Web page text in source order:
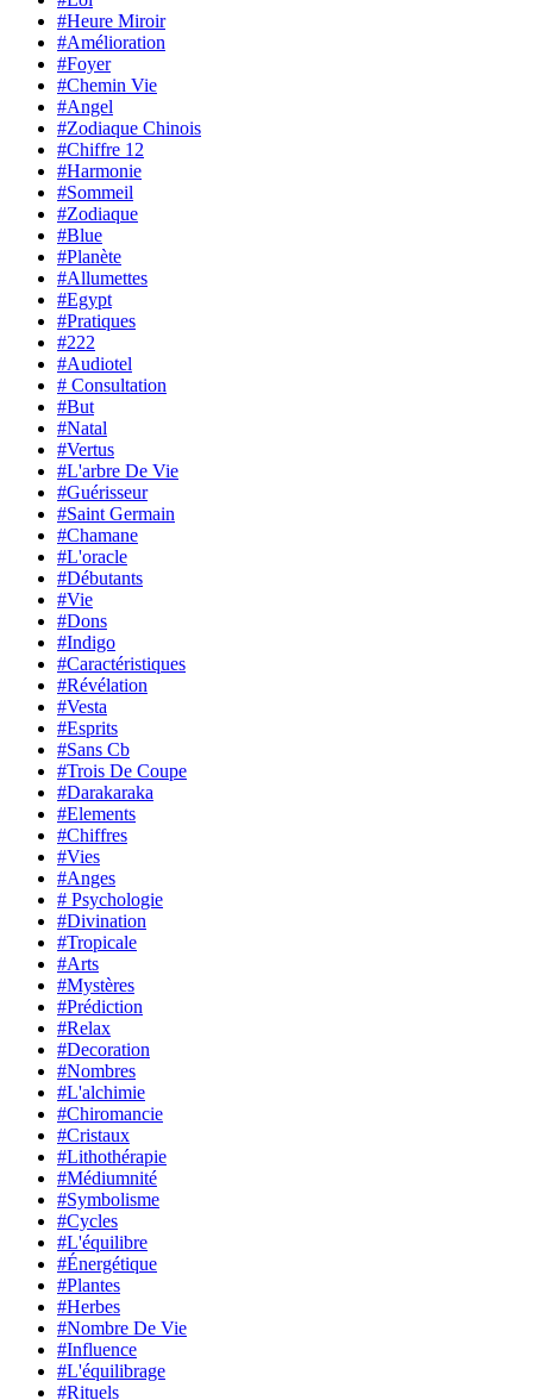
#Heure Miroir
#Amélioration
#Foyer
#Chemin Vie
#Angel
#Zodiaque Chinois
#Chiffre 12
#Harmonie
#Sommeil
#Zodiaque
#Blue
#Planète
#Allumettes
#Egypt
#Pratiques
#222
#Audiotel
# Consultation
#But
#Natal
#Vertus
#L'arbre De Vie
#Guérisseur
#Saint Germain
#Chamane
#L'oracle
#Débutants
#Vie
#Dons
#Indigo
#Caractéristiques
#Révélation
#Vesta
#Esprits
#Sans Cb
#Trois De Coupe
#Darakaraka
#Elements
#Chiffres
#Vies
#Anges
# Psychologie
#Divination
#Tropicale
#Arts
#Mystères
#Prédiction
#Relax
#Decoration
#Nombres
#L'alchimie
#Chiromancie
#Cristaux
#Lithothérapie
#Médiumnité
#Symbolisme
#Cycles
#L'équilibre
#Énergétique
#Plantes
#Herbes
#Nombre De Vie
#Influence
#L'équilibrage
#Rituels